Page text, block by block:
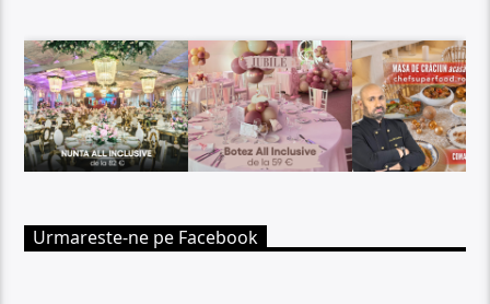
Urmareste-ne pe Facebook